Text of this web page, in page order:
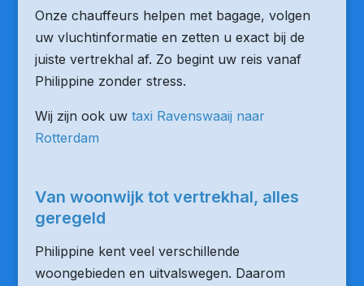
Onze chauffeurs helpen met bagage, volgen
uw vluchtinformatie en zetten u exact bij de
juiste vertrekhal af. Zo begint uw reis vanaf
Philippine zonder stress.
Wij zijn ook uw taxi Ravenswaaij naar
Rotterdam
Van woonwijk tot vertrekhal, alles
geregeld
Philippine kent veel verschillende
woongebieden en uitvalswegen. Daarom